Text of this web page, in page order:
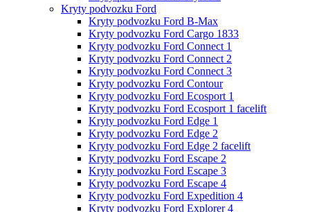
Kryty podvozku Ford
Kryty podvozku Ford B-Max
Kryty podvozku Ford Cargo 1833
Kryty podvozku Ford Connect 1
Kryty podvozku Ford Connect 2
Kryty podvozku Ford Connect 3
Kryty podvozku Ford Contour
Kryty podvozku Ford Ecosport 1
Kryty podvozku Ford Ecosport 1 facelift
Kryty podvozku Ford Edge 1
Kryty podvozku Ford Edge 2
Kryty podvozku Ford Edge 2 facelift
Kryty podvozku Ford Escape 2
Kryty podvozku Ford Escape 3
Kryty podvozku Ford Escape 4
Kryty podvozku Ford Expedition 4
Kryty podvozku Ford Explorer 4